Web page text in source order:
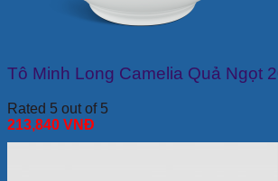
Tô Minh Long Camelia Quả Ngọt
Rated 5 out of 5
213,840 VNĐ